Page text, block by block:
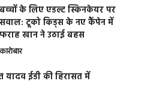
बच्चों के लिए एडल्ट स्किनकेयर पर
सवाल: टूको किड्स के नए कैंपेन में
फराह खान ने उठाई बहस
कारोबार
यादव ईडी की हिरासत में